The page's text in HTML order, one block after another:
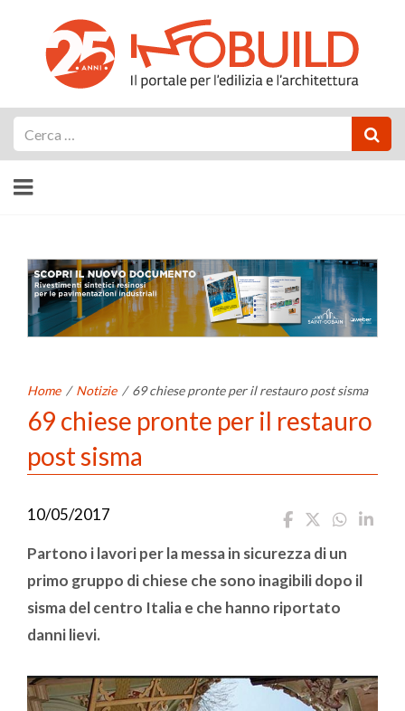
Home / Notizie / 69 chiese pronte per il restauro post sisma
69 chiese pronte per il restauro
post sisma
10/05/2017
Partono i lavori per la messa in sicurezza di un
primo gruppo di chiese che sono inagibili dopo il
sisma del centro Italia e che hanno riportato
danni lievi.